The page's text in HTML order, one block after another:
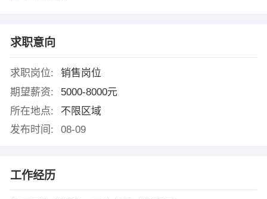
求职意向
求职岗位:
销售岗位
期望薪资:
5000-8000元
所在地点:
不限区域
发布时间:
08-09
工作经历